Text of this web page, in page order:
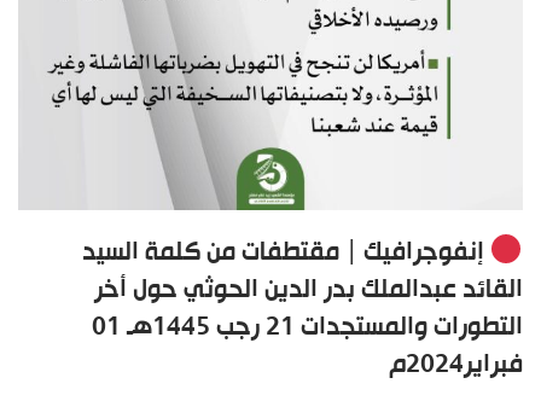
إنفوجرافيك | مقتطفات من كلمة السيد
القائد عبدالملك بدر الدين الحوثي حول أخر
التطورات والمستجدات 21 رجب 1445هـ 01
فبراير2024م